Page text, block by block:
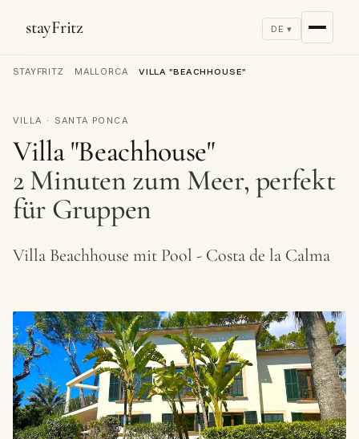
stayFritz DE ▾
STAYFRITZ MALLORCA VILLA "BEACHHOUSE"
VILLA · SANTA PONCA
Villa "Beachhouse"
2 Minuten zum Meer, perfekt
für Gruppen
Villa Beachhouse mit Pool - Costa de la Calma